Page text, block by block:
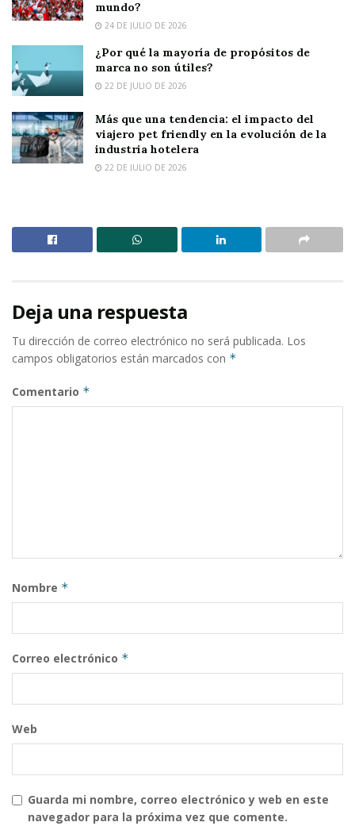
mundo?
24 DE JULIO DE 2026
¿Por qué la mayoría de propósitos de
marca no son útiles?
22 DE JULIO DE 2026
Más que una tendencia: el impacto del
viajero pet friendly en la evolución de la
industria hotelera
22 DE JULIO DE 2026
Deja una respuesta
Tu dirección de correo electrónico no será publicada. Los
campos obligatorios están marcados con *
Comentario *
Nombre *
Correo electrónico *
Web
Guarda mi nombre, correo electrónico y web en este
navegador para la próxima vez que comente.